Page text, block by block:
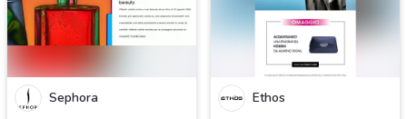
Sephora Ethos